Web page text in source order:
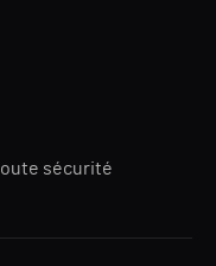
sécurité